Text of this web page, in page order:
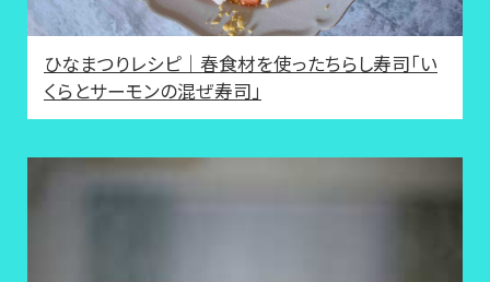
ひなまつりレシピ｜春食材を使ったちらし寿司「い
くらとサーモンの混ぜ寿司」